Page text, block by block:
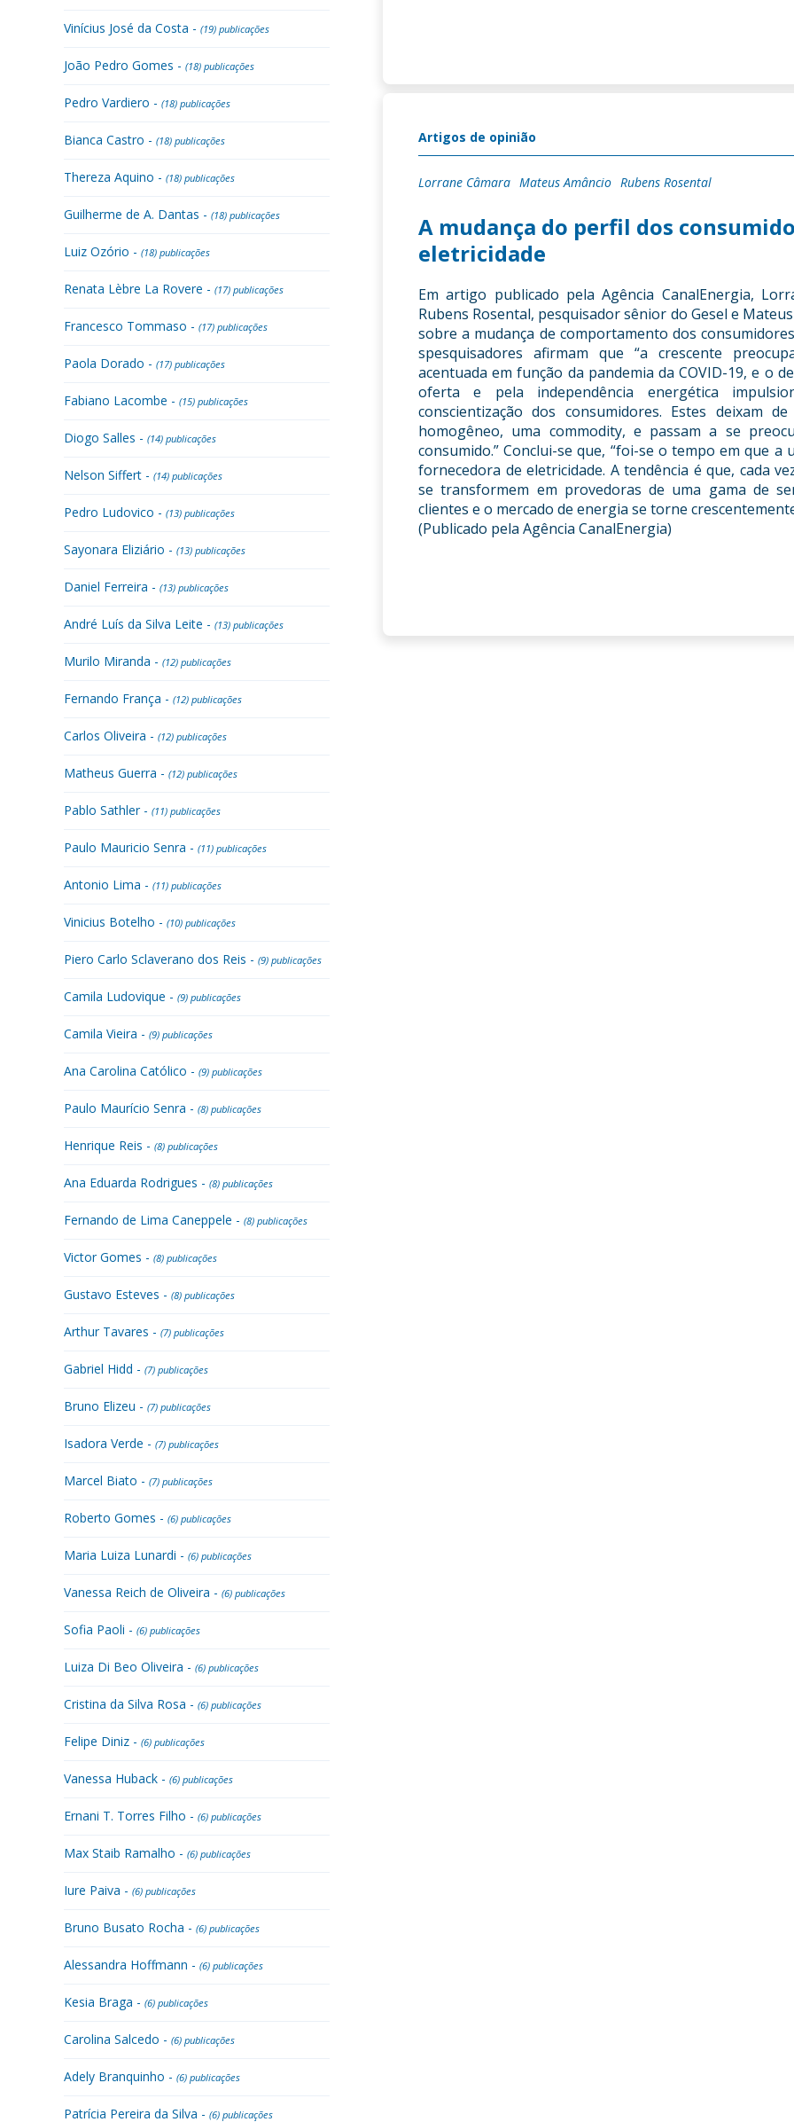
Vinícius José da Costa - (19) publicações
João Pedro Gomes - (18) publicações
Pedro Vardiero - (18) publicações
Bianca Castro - (18) publicações
Thereza Aquino - (18) publicações
Guilherme de A. Dantas - (18) publicações
Luiz Ozório - (18) publicações
Renata Lèbre La Rovere - (17) publicações
Francesco Tommaso - (17) publicações
Paola Dorado - (17) publicações
Fabiano Lacombe - (15) publicações
Diogo Salles - (14) publicações
Nelson Siffert - (14) publicações
Pedro Ludovico - (13) publicações
Sayonara Eliziário - (13) publicações
Daniel Ferreira - (13) publicações
André Luís da Silva Leite - (13) publicações
Murilo Miranda - (12) publicações
Fernando França - (12) publicações
Carlos Oliveira - (12) publicações
Matheus Guerra - (12) publicações
Pablo Sathler - (11) publicações
Paulo Mauricio Senra - (11) publicações
Antonio Lima - (11) publicações
Vinicius Botelho - (10) publicações
Piero Carlo Sclaverano dos Reis - (9) publicações
Camila Ludovique - (9) publicações
Camila Vieira - (9) publicações
Ana Carolina Católico - (9) publicações
Paulo Maurício Senra - (8) publicações
Henrique Reis - (8) publicações
Ana Eduarda Rodrigues - (8) publicações
Fernando de Lima Caneppele - (8) publicações
Victor Gomes - (8) publicações
Gustavo Esteves - (8) publicações
Arthur Tavares - (7) publicações
Gabriel Hidd - (7) publicações
Bruno Elizeu - (7) publicações
Isadora Verde - (7) publicações
Marcel Biato - (7) publicações
Roberto Gomes - (6) publicações
Maria Luiza Lunardi - (6) publicações
Vanessa Reich de Oliveira - (6) publicações
Sofia Paoli - (6) publicações
Luiza Di Beo Oliveira - (6) publicações
Cristina da Silva Rosa - (6) publicações
Felipe Diniz - (6) publicações
Vanessa Huback - (6) publicações
Ernani T. Torres Filho - (6) publicações
Max Staib Ramalho - (6) publicações
Iure Paiva - (6) publicações
Bruno Busato Rocha - (6) publicações
Alessandra Hoffmann - (6) publicações
Kesia Braga - (6) publicações
Carolina Salcedo - (6) publicações
Adely Branquinho - (6) publicações
Patrícia Pereira da Silva - (6) publicações
Artigos de opinião
Lorrane Câmara Mateus Amâncio Rubens Rosental
A mudança do perfil dos
eletricidade
Em artigo publicado pela Agência CanalEnergia,
Rubens Rosental, pesquisador sênior do Gesel e
sobre a mudança de comportamento dos
spesquisadores afirmam que “a crescente
acentuada em função da pandemia da COVID-19, e o
oferta e pela independência energética
conscientização dos consumidores. Estes deixam
homogêneo, uma commodity, e passam a se
consumido.” Conclui-se que, “foi-se o tempo em que
fornecedora de eletricidade. A tendência é que, cada
se transformem em provedoras de uma gama de
clientes e o mercado de energia se torne
(Publicado pela Agência CanalEnergia)